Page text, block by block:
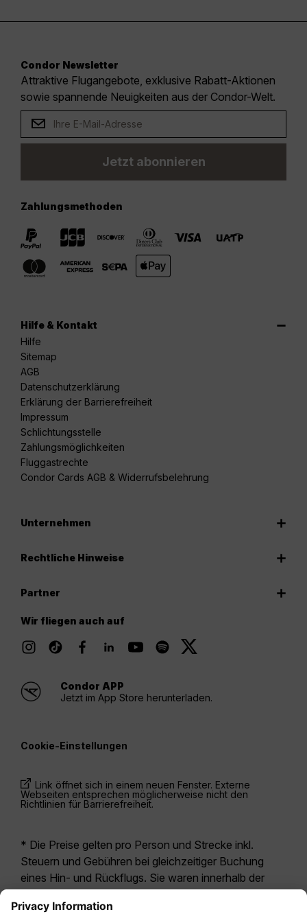
Condor Newsletter
Attraktive Flugangebote, exklusive Rabatt-Aktionen
sowie spannende Neuigkeiten aus der Condor-Welt.
Jetzt abonnieren
Zahlungsmethoden
Hilfe & Kontakt
Hilfe
Sitemap
AGB
Datenschutzerklärung
Erklärung der Barrierefreiheit
Impressum
Schlichtungsstelle
Zahlungsmöglichkeiten
Fluggastrechte
Condor Cards AGB & Widerrufsbelehrung
Unternehmen
Rechtliche Hinweise
Partner
Wir fliegen auch auf
Condor APP
Jetzt im App Store herunterladen.
Cookie-Einstellungen
Link öffnet sich in einem neuen Fenster. Externe
Webseiten entsprechen möglicherweise nicht den
Richtlinien für Barrierefreiheit.
* Die Preise gelten pro Person und Strecke inkl.
Steuern und Gebühren bei gleichzeitiger Buchung
eines Hin- und Rückflugs. Sie waren innerhalb der
möglicherweise nicht mehr aktuell. Bei den für die